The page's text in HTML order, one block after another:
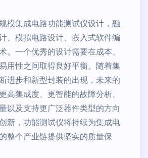
模集成电路功能测试仪设计，融
、模拟电路设计、嵌入式软件编
。一个优秀的设计需要在成本、
用性之间取得良好平衡。随着集
进步和新型封装的出现，未来的
高集成度、更智能的故障分析、
以及支持更广泛器件类型的方向
新，功能测试仪将持续为集成电
整个产业链提供坚实的质量保